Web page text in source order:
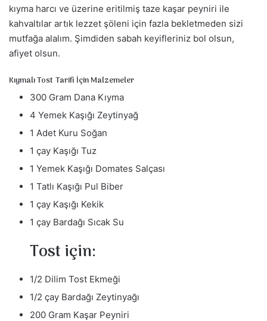
kıyma harcı ve üzerine eritilmiş taze kaşar peyniri ile
kahvaltılar artık lezzet şöleni için fazla bekletmeden sizi
mutfağa alalım. Şimdiden sabah keyifleriniz bol olsun,
afiyet olsun.
Kıymalı Tost Tarifi İçin Malzemeler
300 Gram Dana Kıyma
4 Yemek Kaşığı Zeytinyağ
1 Adet Kuru Soğan
1 çay Kaşığı Tuz
1 Yemek Kaşığı Domates Salçası
1 Tatlı Kaşığı Pul Biber
1 çay Kaşığı Kekik
1 çay Bardağı Sıcak Su
Tost için:
1/2 Dilim Tost Ekmeği
1/2 çay Bardağı Zeytinyağı
200 Gram Kaşar Peyniri